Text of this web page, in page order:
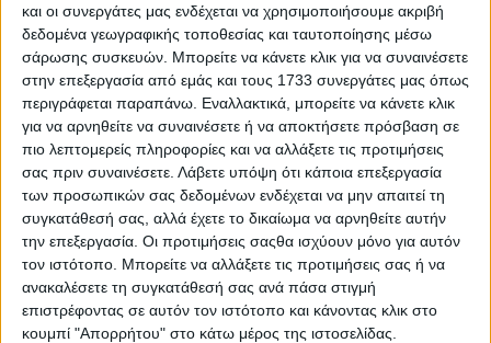
και οι συνεργάτες μας ενδέχεται να χρησιμοποιήσουμε ακριβή
δεδομένα γεωγραφικής τοποθεσίας και ταυτοποίησης μέσω
σάρωσης συσκευών. Μπορείτε να κάνετε κλικ για να συναινέσετε
στην επεξεργασία από εμάς και τους 1733 συνεργάτες μας όπως
περιγράφεται παραπάνω. Εναλλακτικά, μπορείτε να κάνετε κλικ
για να αρνηθείτε να συναινέσετε ή να αποκτήσετε πρόσβαση σε
πιο λεπτομερείς πληροφορίες και να αλλάξετε τις προτιμήσεις
σας πριν συναινέσετε. Λάβετε υπόψη ότι κάποια επεξεργασία
των προσωπικών σας δεδομένων ενδέχεται να μην απαιτεί τη
συγκατάθεσή σας, αλλά έχετε το δικαίωμα να αρνηθείτε αυτήν
την επεξεργασία. Οι προτιμήσεις σαςθα ισχύουν μόνο για αυτόν
τον ιστότοπο. Μπορείτε να αλλάξετε τις προτιμήσεις σας ή να
ανακαλέσετε τη συγκατάθεσή σας ανά πάσα στιγμή
επιστρέφοντας σε αυτόν τον ιστότοπο και κάνοντας κλικ στο
κουμπί "Απορρήτου" στο κάτω μέρος της ιστοσελίδας.
Αρχική
Ελλάδα
Πολιτική
Εθνικά θέματα
Οικονομία
Αστυνομικό
Διεθνή
Επικοινωνία
Follow US
Προσωπικά δεδομένα & Όροι Χρήσης
© 2022 Foxiz News Network. Ruby Design Company. All Rights
Reserved.
Adiakritos.gr>Αδιακρισίες> Τηλεοπτική παρουσίαση για το έργο
του Συλλόγου “Δώσε Ζωή” [Βίντεο]